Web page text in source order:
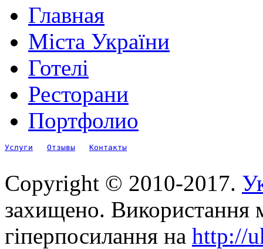
Главная
Міста України
Готелі
Ресторани
Портфолио
Услуги Отзывы Контакты
Copyright © 2010-2017.
захищено. Використання
гіперпосилання на http://